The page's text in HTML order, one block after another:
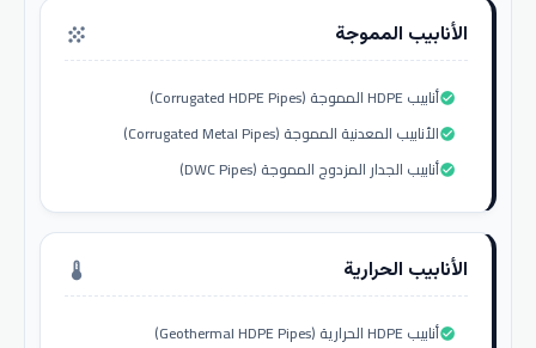
الأنابيب المموجة grain
أنابيب HDPE المموجة (Corrugated HDPE Pipes)check_circle
الأنابيب المعدنية المموجة (Corrugated Metal Pipes)check_circle
أنابيب الجدار المزدوج المموجة (DWC Pipes)check_circle
الأنابيب الحرارية thermostat
أنابيب HDPE الحرارية (Geothermal HDPE Pipes)check_circle